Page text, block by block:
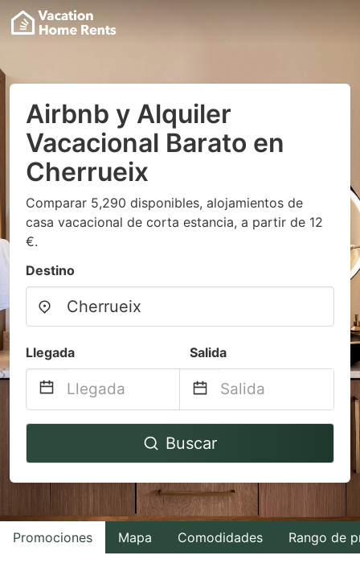
Airbnb y Alquiler
Vacacional Barato en
Cherrueix
Comparar 5,290 disponibles, alojamientos de
casa vacacional de corta estancia, a partir de 12
€.
Destino
Llegada Salida
Navigate
to
interact
with
the
Navigate
to
interact
with
the
Buscar
Promociones Mapa Comodidades Rango de